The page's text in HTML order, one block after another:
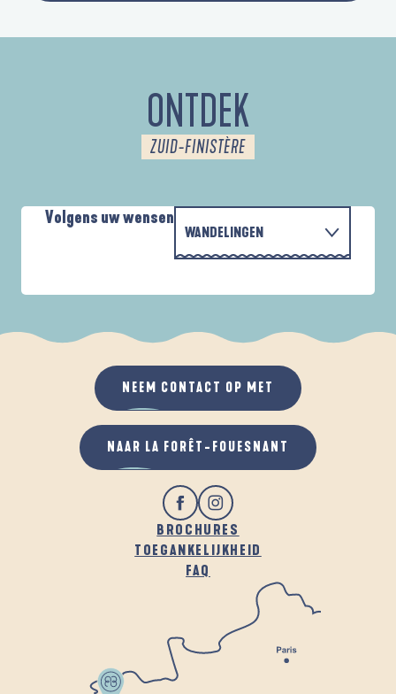
ONTDEK
ZUID-FINISTÈRE
Volgens uw wensen
WANDELINGEN
ALS HET REGENT
IN DE FRISSE LUCHT
PARCOURS D'INTERPRÉTATION DE L'ANSE
BROCHURES
TOEGANKELIJKHEID
FAQ
NEEM CONTACT OP MET
NAAR LA FORÊT-FOUESNANT